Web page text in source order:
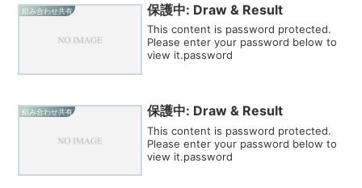
組み合わせ共有 保護中: Draw & Result
This content is password protected.
Please enter your password below to
view it.password
組み合わせ共有 保護中: Draw & Result
This content is password protected.
Please enter your password below to
view it.password